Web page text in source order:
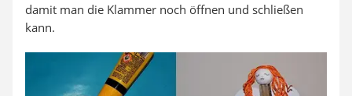
damit man die Klammer noch öffnen und schließen
kann.